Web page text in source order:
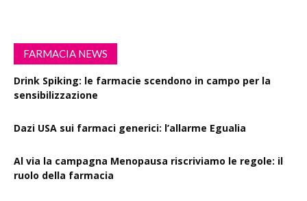
FARMACIA NEWS
Drink Spiking: le farmacie scendono in campo per la
sensibilizzazione
Dazi USA sui farmaci generici: l’allarme Egualia
Al via la campagna Menopausa riscriviamo le regole: il
ruolo della farmacia